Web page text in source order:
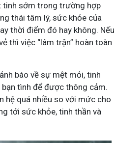
tinh sớm trong trường hợp
thái tâm lý, sức khỏe của
thời điểm đó hay không. Nếu
thì việc “lâm trận” hoàn toàn
báo về sự mệt mỏi, tinh
tình để được thông cảm.
hệ quá nhiều so với mức cho
tới sức khỏe, tinh thần và